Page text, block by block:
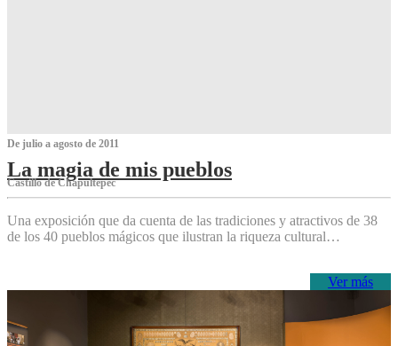
De julio a agosto de 2011
La magia de mis pueblos
Castillo de Chapultepec
Una exposición que da cuenta de las tradiciones y atractivos de 38
de los 40 pueblos mágicos que ilustran la riqueza cultural…
Ver más